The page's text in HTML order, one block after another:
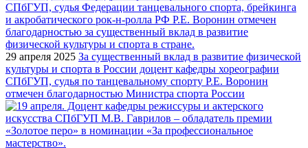
29 апреля 2025 За существенный вклад в развитие физической
культуры и спорта в России доцент кафедры хореографии
СПбГУП, судья по танцевальному спорту Р.Е. Воронин
отмечен благодарностью Министра спорта России